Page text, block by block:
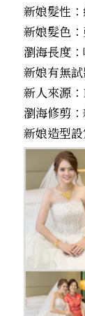
新娘髮性
新娘髮色
瀏海長度
新娘有無
新人來源
瀏海修剪
新娘造型